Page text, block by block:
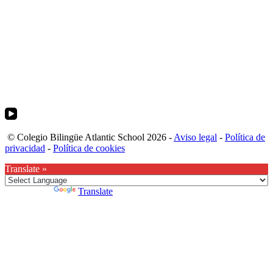
© Colegio Bilingüe Atlantic School 2026 - Aviso legal - Política de
privacidad - Política de cookies
Translate »
Translate